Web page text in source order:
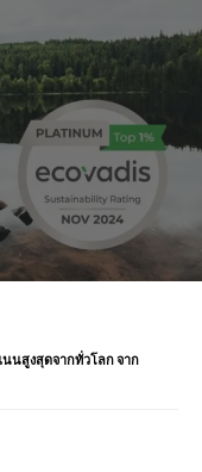
นนสูงสุดจากทั่วโลก จาก